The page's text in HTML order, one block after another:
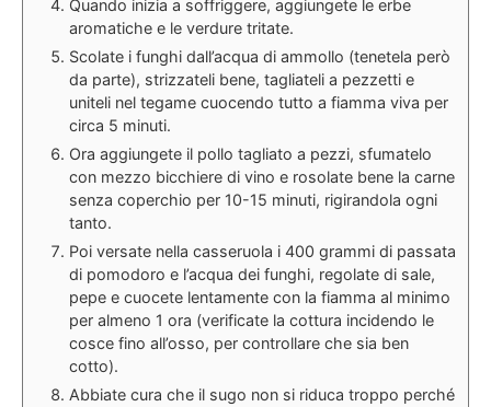
Quando inizia a soffriggere, aggiungete le erbe
aromatiche e le verdure tritate.
Scolate i funghi dall’acqua di ammollo (tenetela però
da parte), strizzateli bene, tagliateli a pezzetti e
uniteli nel tegame cuocendo tutto a fiamma viva per
circa 5 minuti.
Ora aggiungete il pollo tagliato a pezzi, sfumatelo
con mezzo bicchiere di vino e rosolate bene la carne
senza coperchio per 10-15 minuti, rigirandola ogni
tanto.
Poi versate nella casseruola i 400 grammi di passata
di pomodoro e l’acqua dei funghi, regolate di sale,
pepe e cuocete lentamente con la fiamma al minimo
per almeno 1 ora (verificate la cottura incidendo le
cosce fino all’osso, per controllare che sia ben
cotto).
Abbiate cura che il sugo non si riduca troppo perché